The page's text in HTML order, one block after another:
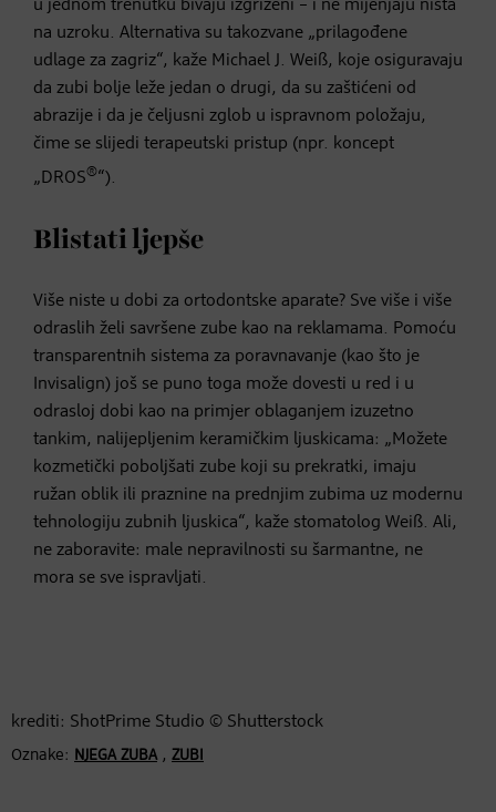
u jednom trenutku bivaju izgriženi – i ne mijenjaju ništa
na uzroku. Alternativa su takozvane „prilagođene
udlage za zagriz“, kaže Michael J. Weiß, koje osiguravaju
da zubi bolje leže jedan o drugi, da su zaštićeni od
abrazije i da je čeljusni zglob u ispravnom položaju,
čime se slijedi terapeutski pristup (npr. koncept
„DROS®“).
Blistati ljepše
Više niste u dobi za ortodontske aparate? Sve više i više
odraslih želi savršene zube kao na reklamama. Pomoću
transparentnih sistema za poravnavanje (kao što je
Invisalign) još se puno toga može dovesti u red i u
odrasloj dobi kao na primjer oblaganjem izuzetno
tankim, nalijepljenim keramičkim ljuskicama: „Možete
kozmetički poboljšati zube koji su prekratki, imaju
ružan oblik ili praznine na prednjim zubima uz modernu
tehnologiju zubnih ljuskica“, kaže stomatolog Weiß. Ali,
ne zaboravite: male nepravilnosti su šarmantne, ne
mora se sve ispravljati.
krediti: ShotPrime Studio © Shutterstock
Oznake: NJEGA ZUBA, ZUBI